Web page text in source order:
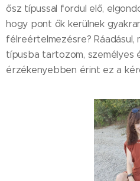
ősz típussal fordul elő,
hogy pont ők kerülnek
félreértelmezésre? Ráadásul,
típusba tartozom, személyes
érzékenyebben érint ez a